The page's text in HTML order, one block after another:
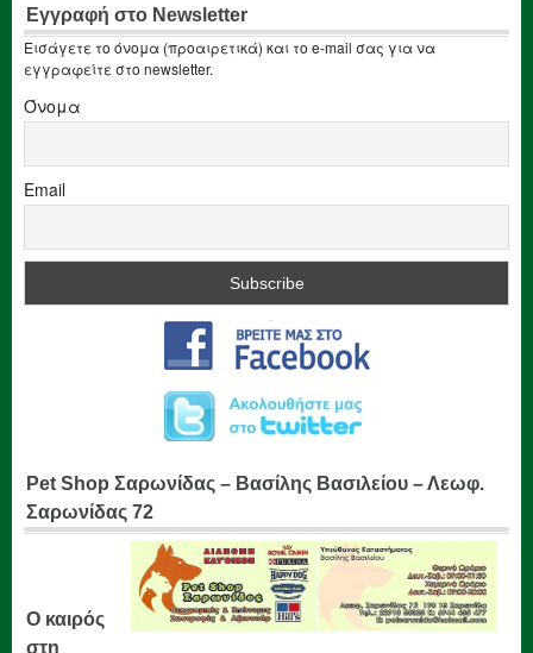
Εγγραφή στο Newsletter
Εισάγετε το όνομα (προαιρετικά) και το e-mail σας για να
εγγραφείτε στο newsletter.
Όνομα
Email
Pet Shop Σαρωνίδας – Βασίλης Βασιλείου – Λεωφ.
Σαρωνίδας 72
Ο καιρός
στη